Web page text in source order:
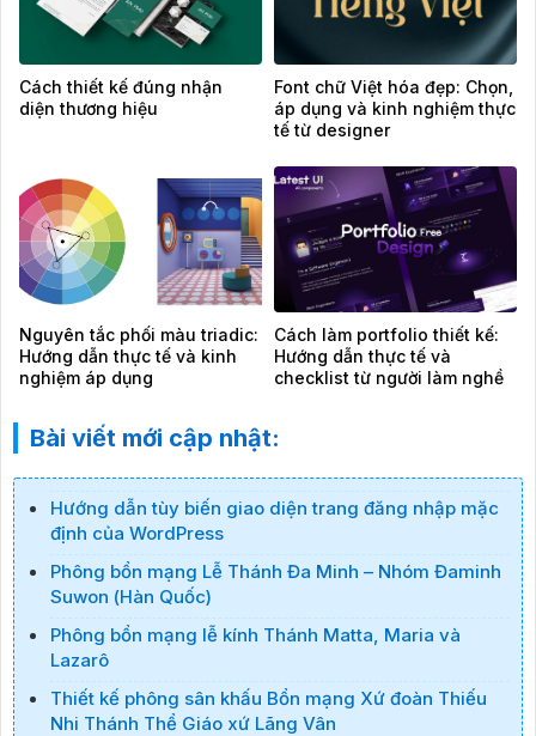
Cách thiết kế đúng nhận
diện thương hiệu
Font chữ Việt hóa đẹp: Chọn,
áp dụng và kinh nghiệm thực
tế từ designer
Nguyên tắc phối màu triadic:
Hướng dẫn thực tế và kinh
nghiệm áp dụng
Cách làm portfolio thiết kế:
Hướng dẫn thực tế và
checklist từ người làm nghề
Bài viết mới cập nhật:
Hướng dẫn tùy biến giao diện trang đăng nhập mặc
định của WordPress
Phông bổn mạng Lễ Thánh Đa Minh – Nhóm Đaminh
Suwon (Hàn Quốc)
Phông bổn mạng lễ kính Thánh Matta, Maria và
Lazarô
Thiết kế phông sân khấu Bổn mạng Xứ đoàn Thiếu
Nhi Thánh Thể Giáo xứ Lãng Vân